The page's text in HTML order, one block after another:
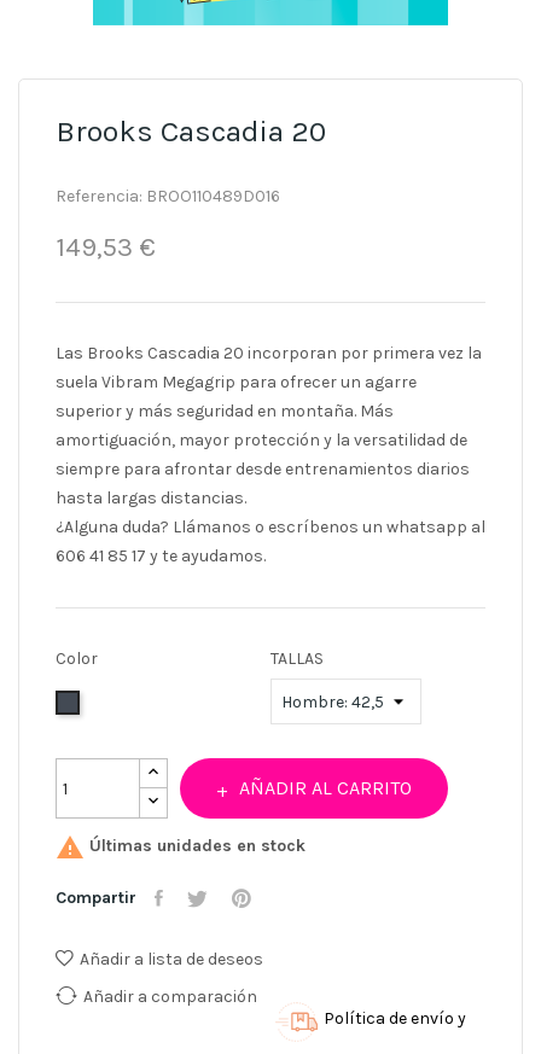
Brooks Cascadia 20
Referencia: BROO110489D016
149,53 €
Las Brooks Cascadia 20 incorporan por primera vez la
suela Vibram Megagrip para ofrecer un agarre
superior y más seguridad en montaña. Más
amortiguación, mayor protección y la versatilidad de
siempre para afrontar desde entrenamientos diarios
hasta largas distancias.
¿Alguna duda? Llámanos o escríbenos un whatsapp al
606 41 85 17 y te ayudamos.
Color TALLAS
AÑADIR AL CARRITO
 Últimas unidades en stock
Compartir
Añadir a lista de deseos
Añadir a comparación
Política de envío y